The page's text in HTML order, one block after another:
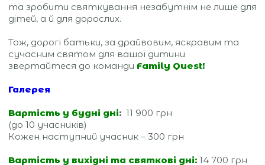
та зробити святкування незабутнім не лише для
дітей, а й для дорослих.
Тож, дорогі батьки, за драйвовим, яскравим та
сучасним святом для вашої дитини
звертайтеся до команди Family Quest!
Галерея
Вартість у будні дні: 11 900 грн
(до 10 учасників)
Кожен наступний учасник – 300 грн
Вартість у вихідні та святкові дні: 14 700 грн